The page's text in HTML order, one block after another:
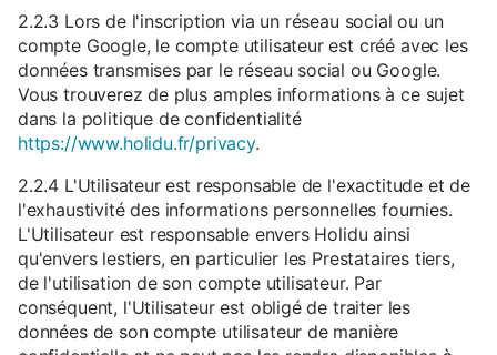
2.2.3 Lors de l'inscription via un réseau social ou un
compte Google, le compte utilisateur est créé avec les
données transmises par le réseau social ou Google.
Vous trouverez de plus amples informations à ce sujet
dans la politique de confidentialité
https://www.holidu.fr/privacy.
2.2.4 L'Utilisateur est responsable de l'exactitude et de
l'exhaustivité des informations personnelles fournies.
L'Utilisateur est responsable envers Holidu ainsi
qu'envers lestiers, en particulier les Prestataires tiers,
de l'utilisation de son compte utilisateur. Par
conséquent, l'Utilisateur est obligé de traiter les
données de son compte utilisateur de manière